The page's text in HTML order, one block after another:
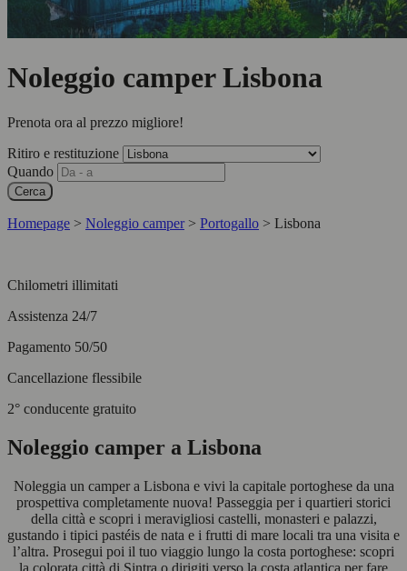
Noleggio camper Lisbona
Prenota ora al prezzo migliore!
Ritiro e restituzione
Quando
Cerca
Homepage > Noleggio camper > Portogallo > Lisbona
Chilometri illimitati
Assistenza 24/7
Pagamento 50/50
Cancellazione flessibile
2° conducente gratuito
Noleggio camper a Lisbona
Noleggia un camper a Lisbona e vivi la capitale portoghese da una
prospettiva completamente nuova! Passeggia per i quartieri storici
della città e scopri i meravigliosi castelli, monasteri e palazzi,
gustando i tipici pastéis de nata e i frutti di mare locali tra una visita e
l’altra. Prosegui poi il tuo viaggio lungo la costa portoghese: scopri
la colorata città di Sintra o dirigiti verso la costa atlantica per fare